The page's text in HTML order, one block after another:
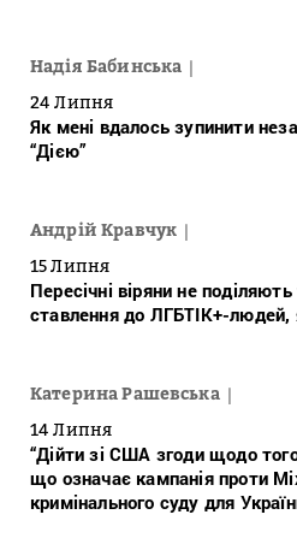
Надія Бабинська
24 Липня
Як мені вдалось зупинити
“Дією”
Андрій Кравчук
15 Липня
Пересічні віряни не
ставлення до ЛГБТІК+-людей,
Катерина Рашевська
14 Липня
“Дійти зі США згоди щодо
що означає кампанія проти
кримінального суду для